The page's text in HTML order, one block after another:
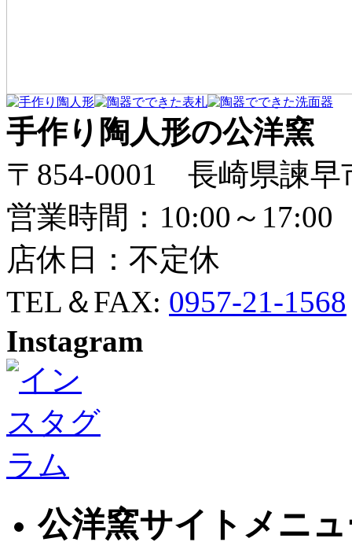
手作り陶人形の公洋窯
〒854-0001 長崎県諫早
営業時間：10:00～17:00
店休日：不定休
TEL＆FAX: 0957-21-1568
Instagram
公洋窯サイトメニ